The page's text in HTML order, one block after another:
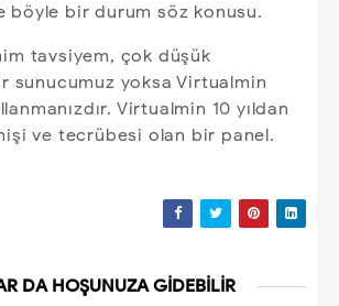
böyle bir durum söz konusu.
tavsiyem, çok düşük
sunucumuz yoksa Virtualmin
Virtualmin 10 yıldan
ve tecrübesi olan bir panel.
DA HOŞUNUZA GIDEBILIR